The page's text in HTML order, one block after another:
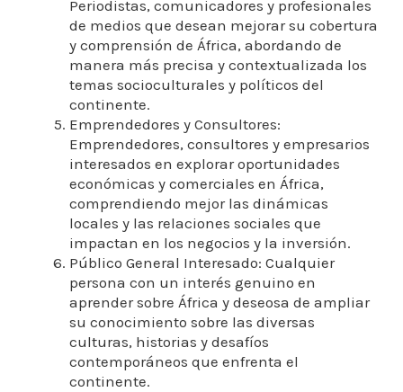
Periodistas, comunicadores y profesionales
de medios que desean mejorar su cobertura
y comprensión de África, abordando de
manera más precisa y contextualizada los
temas socioculturales y políticos del
continente.
Emprendedores y Consultores:
Emprendedores, consultores y empresarios
interesados en explorar oportunidades
económicas y comerciales en África,
comprendiendo mejor las dinámicas
locales y las relaciones sociales que
impactan en los negocios y la inversión.
Público General Interesado: Cualquier
persona con un interés genuino en
aprender sobre África y deseosa de ampliar
su conocimiento sobre las diversas
culturas, historias y desafíos
contemporáneos que enfrenta el
continente.